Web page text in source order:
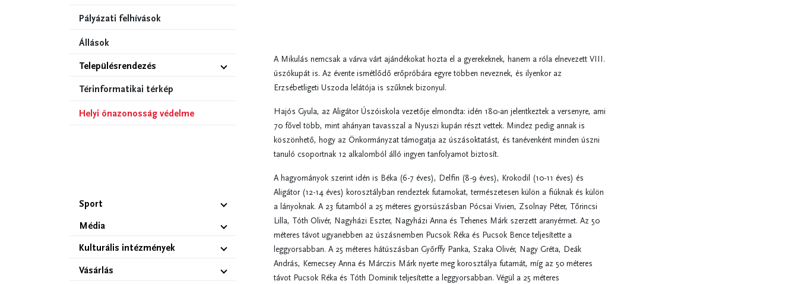
Pályázati felhívások
Állások
Településrendezés
Térinformatikai térkép
Helyi önazonosság védelme
Sport
Média
Kulturális intézmények
Vásárlás
A Mikulás nemcsak a várva várt ajándékokat hozta el a gyerekeknek, hanem a róla elnevezett VIII.
úszókupát is. Az évente ismétlődő erőpróbára egyre többen neveznek, és ilyenkor az
Erzsébetligeti Uszoda lelátója is szűknek bizonyul.
Hajós Gyula, az Aligátor Úszóiskola vezetője elmondta: idén 180-an jelentkeztek a versenyre, ami
70 fővel több, mint ahányan tavasszal a Nyuszi kupán részt vettek. Mindez pedig annak is
köszönhető, hogy az Önkormányzat támogatja az úszásoktatást, és tanévenként minden úszni
tanuló csoportnak 12 alkalomból álló ingyen tanfolyamot biztosít.
A hagyományok szerint idén is Béka (6-7 éves), Delfin (8-9 éves), Krokodil (10-11 éves) és
Aligátor (12-14 éves) korosztályban rendeztek futamokat, természetesen külön a fiúknak és külön
a lányoknak. A 23 futamból a 25 méteres gyorsúszásban Pócsai Vivien, Zsolnay Péter, Tőrincsi
Lilla, Tóth Olivér, Nagyházi Eszter, Nagyházi Anna és Tehenes Márk szerzett aranyérmet. Az 50
méteres távot ugyanebben az úszásnemben Pucsok Réka és Pucsok Bence teljesítette a
leggyorsabban. A 25 méteres hátúszásban Győrffy Panka, Szaka Olivér, Nagy Gréta, Deák
András, Kemecsey Anna és Márczis Márk nyerte meg korosztálya futamát, míg az 50 méteres
távot Pucsok Réka és Tóth Dominik teljesítette a leggyorsabban. Végül a 25 méteres